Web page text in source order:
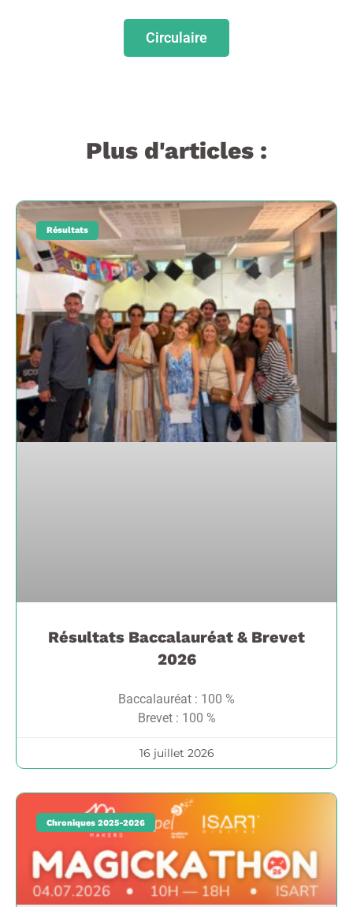
Circulaire
Plus d'articles :
Résultats
Résultats Baccalauréat & Brevet
2026
Baccalauréat : 100 %
Brevet : 100 %
16 juillet 2026
Chroniques 2025-2026